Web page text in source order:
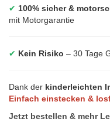
✔ 100% sicher &
mit Motorgarantie
✔ Kein Risiko – 30 Tage
Dank der kinderleichten
Einfach einstecken &
Jetzt bestellen & mehr